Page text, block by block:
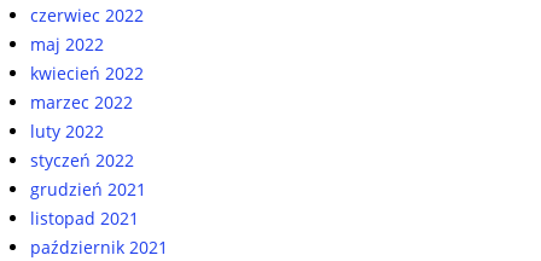
czerwiec 2022
maj 2022
kwiecień 2022
marzec 2022
luty 2022
styczeń 2022
grudzień 2021
listopad 2021
październik 2021